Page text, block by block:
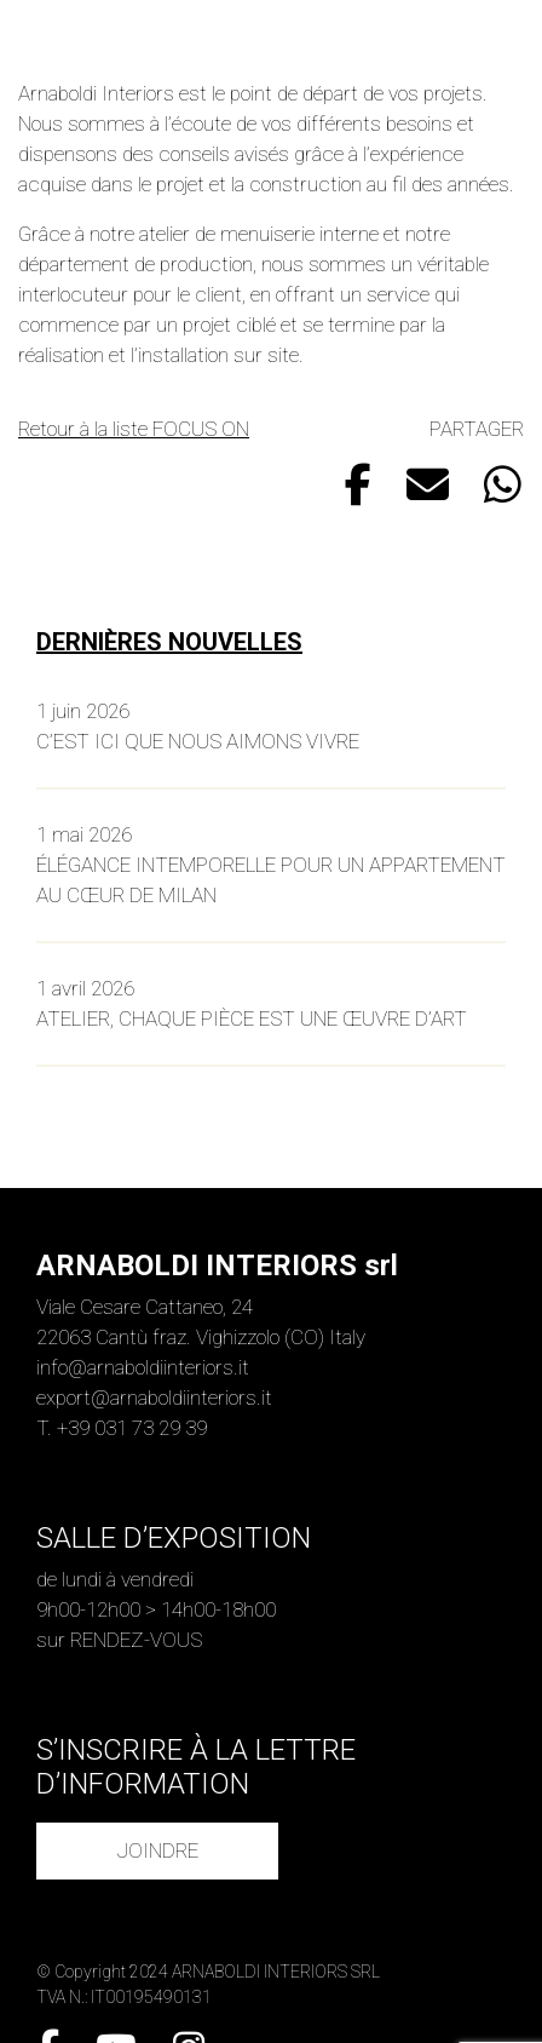
DERNIÈRES NOUVELLES
C’EST ICI QUE NOUS AIMONS VIVRE
1 juin 2026
ÉLÉGANCE INTEMPORELLE POUR UN APPARTEMENT
AU CŒUR DE MILAN
1 mai 2026
ATELIER, CHAQUE PIÈCE EST UNE ŒUVRE D’ART
1 avril 2026
Arnaboldi Interiors est le point de départ de vos projets.
Nous sommes à l’écoute de vos différents besoins et
dispensons des conseils avisés grâce à l’expérience
acquise dans le projet et la construction au fil des années.
Grâce à notre atelier de menuiserie interne et notre
département de production, nous sommes un véritable
interlocuteur pour le client, en offrant un service qui
commence par un projet ciblé et se termine par la
réalisation et l’installation sur site.
Retour à la liste FOCUS ON PARTAGER
ARNABOLDI INTERIORS srl
Viale Cesare Cattaneo, 24
22063 Cantù fraz. Vighizzolo (CO) Italy
info@arnaboldiinteriors.it
export@arnaboldiinteriors.it
T. +39 031 73 29 39
SALLE D’EXPOSITION
de lundi à vendredi
9h00-12h00 > 14h00-18h00
sur RENDEZ-VOUS
S’INSCRIRE À LA LETTRE
D’INFORMATION
JOINDRE
© Copyright 2024 ARNABOLDI INTERIORS SRL
TVA N.: IT00195490131